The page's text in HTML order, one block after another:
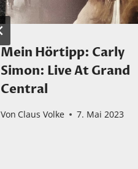
Mein Hörtipp: Carly
Simon: Live At Grand
Central
Von Claus Volke 7. Mai 2023